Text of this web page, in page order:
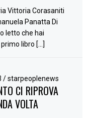
Vittoria Corasaniti
Panatta Di
letto che hai
libro […]
/ starpeoplenews
CI RIPROVA
VOLTA